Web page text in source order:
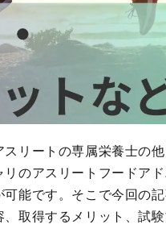
リートの専属栄養士の他
のアスリートフードア
可能です。そこで今回の
取得するメリット、試